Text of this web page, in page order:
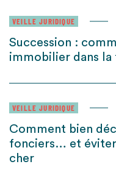
VEILLE JURIDIQUE
Succession :
immobilier dans la
VEILLE JURIDIQUE
Comment bien
fonciers… et
cher